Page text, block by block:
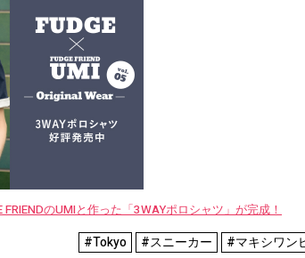
FRIENDのUMIと作った「3WAYポロシャツ」が完成！
#Tokyo #スニーカー #マキシワン